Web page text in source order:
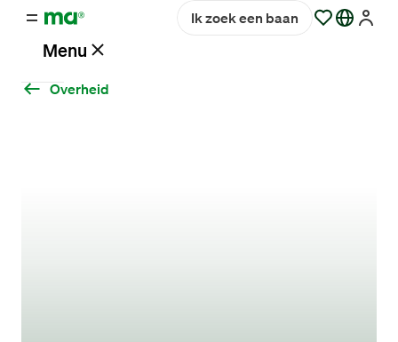
Menu
Ik zoek een baan
Overheid